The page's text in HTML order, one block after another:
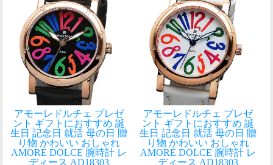
アモーレドルチェ プレゼ
ント ギフトにおすすめ 誕
生日 記念日 就活 母の日 贈
り物 かわいい おしゃれ
AMORE DOLCE 腕時計 レ
ディース AD18303
アモーレドルチェ プレゼ
ント ギフトにおすすめ 誕
生日 記念日 就活 母の日 贈
り物 かわいい おしゃれ
AMORE DOLCE 腕時計 レ
ディース AD18303